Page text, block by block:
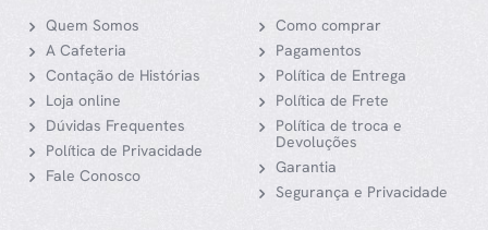
Quem Somos
A Cafeteria
Contação de Histórias
Loja online
Dúvidas Frequentes
Política de Privacidade
Fale Conosco
Como comprar
Pagamentos
Política de Entrega
Política de Frete
Política de troca e
Devoluções
Garantia
Segurança e Privacidade